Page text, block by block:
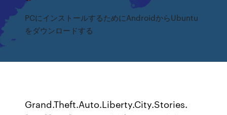
PCにインストールするためにAndroidからUbuntu
をダウンロードする
Grand.Theft.Auto.Liberty.City.Stories.